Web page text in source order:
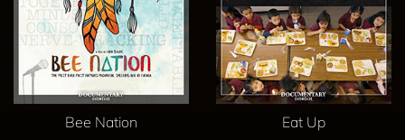
Bee Nation Eat Up